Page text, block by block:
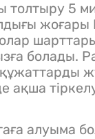
толтыру 5
олар
болады.
ақша
алуыма